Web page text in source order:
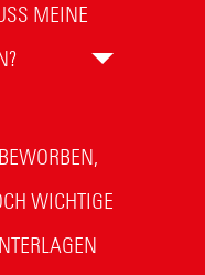
MEINE
WICHTIGE